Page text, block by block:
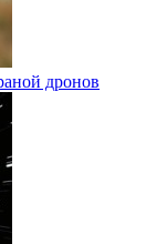
дронов